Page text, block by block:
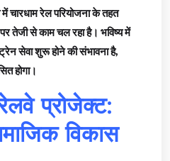
चारधाम रेल परियोजना के तहत
तेजी से काम चल रहा है। भविष्य में
सेवा शुरू होने की संभावना है,
होगा।
प्रोजेक्ट:
विकास